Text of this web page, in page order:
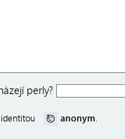
perly?
identitou anonym.